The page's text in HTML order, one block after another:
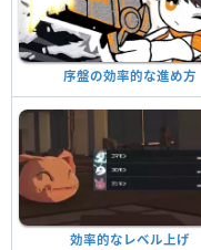
序盤の効率的な進め方
効率的なレベル上げ